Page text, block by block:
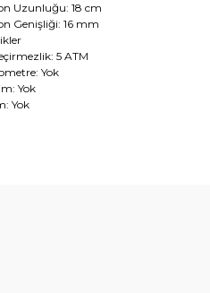
Uzunluğu: 18 cm
Genişliği: 16 mm
5 ATM
Yok
Yok
Yok